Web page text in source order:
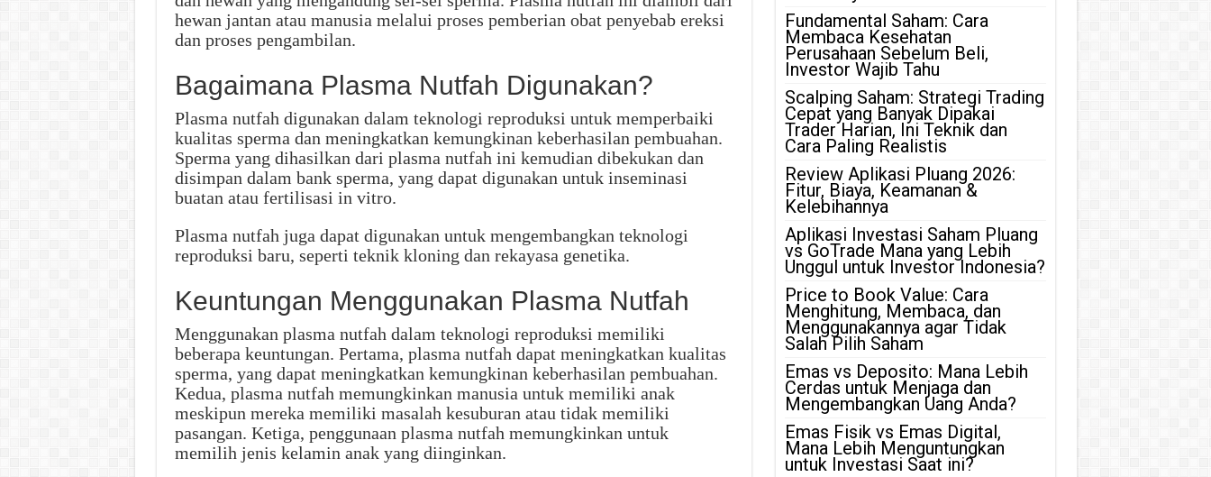
hewan jantan atau manusia melalui proses pemberian obat penyebab ereksi
dan proses pengambilan.
Bagaimana Plasma Nutfah Digunakan?
Plasma nutfah digunakan dalam teknologi reproduksi untuk memperbaiki
kualitas sperma dan meningkatkan kemungkinan keberhasilan pembuahan.
Sperma yang dihasilkan dari plasma nutfah ini kemudian dibekukan dan
disimpan dalam bank sperma, yang dapat digunakan untuk inseminasi
buatan atau fertilisasi in vitro.
Plasma nutfah juga dapat digunakan untuk mengembangkan teknologi
reproduksi baru, seperti teknik kloning dan rekayasa genetika.
Keuntungan Menggunakan Plasma Nutfah
Menggunakan plasma nutfah dalam teknologi reproduksi memiliki
beberapa keuntungan. Pertama, plasma nutfah dapat meningkatkan kualitas
sperma, yang dapat meningkatkan kemungkinan keberhasilan pembuahan.
Kedua, plasma nutfah memungkinkan manusia untuk memiliki anak
meskipun mereka memiliki masalah kesuburan atau tidak memiliki
pasangan. Ketiga, penggunaan plasma nutfah memungkinkan untuk
memilih jenis kelamin anak yang diinginkan.
Fundamental Saham: Cara
Membaca Kesehatan
Perusahaan Sebelum Beli,
Investor Wajib Tahu
Scalping Saham: Strategi Trading
Cepat yang Banyak Dipakai
Trader Harian, Ini Teknik dan
Cara Paling Realistis
Review Aplikasi Pluang 2026:
Fitur, Biaya, Keamanan &
Kelebihannya
Aplikasi Investasi Saham Pluang
vs GoTrade Mana yang Lebih
Unggul untuk Investor Indonesia?
Price to Book Value: Cara
Menghitung, Membaca, dan
Menggunakannya agar Tidak
Salah Pilih Saham
Emas vs Deposito: Mana Lebih
Cerdas untuk Menjaga dan
Mengembangkan Uang Anda?
Emas Fisik vs Emas Digital,
Mana Lebih Menguntungkan
untuk Investasi Saat ini?